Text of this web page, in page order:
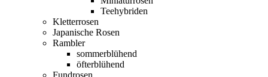
Teehybriden
Kletterrosen
Japanische Rosen
Rambler
sommerblühend
öfterblühend
Fundrosen